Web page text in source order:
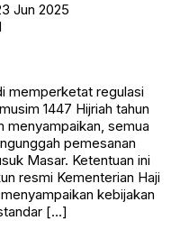
Jun 2025
memperketat regulasi
1447 Hijriah tahun
menyampaikan, semua
pemesanan
Masar. Ketentuan ini
resmi Kementerian Haji
kebijakan
[…]